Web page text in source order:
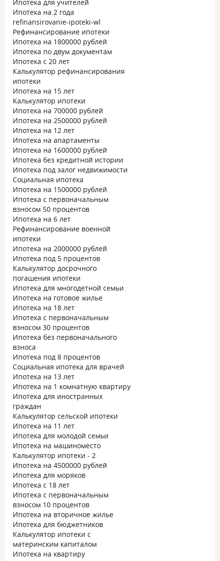
Ипотека для учителей
Ипотека на 2 года
refinansirovanie-ipoteki-wl
Рефинансирование ипотеки
Ипотека на 1800000 рублей
Ипотека по двум документам
Ипотека с 20 лет
Калькулятор рефинансирования
ипотеки
Ипотека на 15 лет
Калькулятор ипотеки
Ипотека на 700000 рублей
Ипотека на 2500000 рублей
Ипотека на 12 лет
Ипотека на апартаменты
Ипотека на 1600000 рублей
Ипотека без кредитной истории
Ипотека под залог недвижимости
Социальная ипотека
Ипотека на 1500000 рублей
Ипотека с первоначальным
взносом 50 процентов
Ипотека на 6 лет
Рефинансирование военной
ипотеки
Ипотека на 2000000 рублей
Ипотека под 5 процентов
Калькулятор досрочного
погашения ипотеки
Ипотека для многодетной семьи
Ипотека на готовое жилье
Ипотека на 18 лет
Ипотека с первоначальным
взносом 30 процентов
Ипотека без первоначального
взноса
Ипотека под 8 процентов
Социальная ипотека для врачей
Ипотека на 13 лет
Ипотека на 1 комнатную квартиру
Ипотека для иностранных
граждан
Калькулятор сельской ипотеки
Ипотека на 11 лет
Ипотека для молодой семьи
Ипотека на машиноместо
Калькулятор ипотеки - 2
Ипотека на 4500000 рублей
Ипотека для моряков
Ипотека с 18 лет
Ипотека с первоначальным
взносом 10 процентов
Ипотека на вторичное жилье
Ипотека для бюджетников
Калькулятор ипотеки с
материнским капиталом
Ипотека на квартиру